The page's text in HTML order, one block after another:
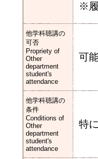
※履
他学科聴講の
可否
Propriety of
Other
department
student's
attendance
可
他学科聴講の
条件
Conditions of
Other
department
student's
attendance
特